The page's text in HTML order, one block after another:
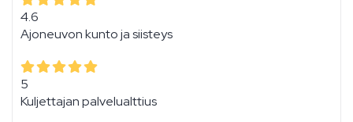
4.6
Ajoneuvon kunto ja siisteys
5
Kuljettajan palvelualttius